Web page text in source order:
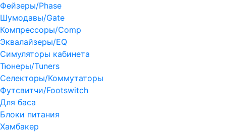
Фейзеры/Phase
Шумодавы/Gate
Компрессоры/Comp
Эквалайзеры/EQ
Симуляторы кабинета
Тюнеры/Tuners
Селекторы/Коммутаторы
Футсвитчи/Footswitch
Для баса
Блоки питания
Хамбакер